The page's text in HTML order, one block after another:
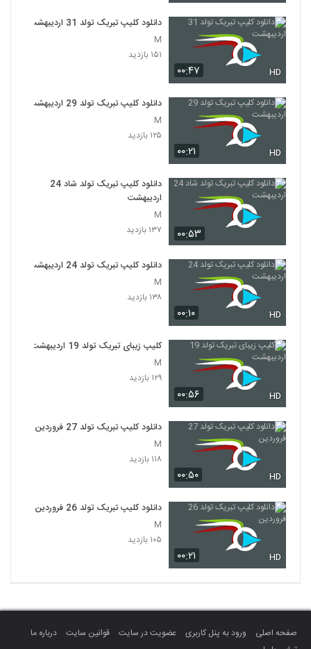
۰۰:۴۷ HD
دانلود کلیپ تبریک تولد 31 اردیبهشت
M
۱۵۱ بازدید
۰۰:۲۱ HD
دانلود کلیپ تبریک تولد 29 اردیبهشت
M
۱۲۵ بازدید
۰۰:۵۳
دانلود کلیپ تبریک تولد شاد 24
اردیبهشت
M
۱۳۷ بازدید
۰۰:۱۰ HD
دانلود کلیپ تبریک تولد 24 اردیبهشت
M
۱۳۸ بازدید
۰۰:۵۶ HD
کلیپ زیبای تبریک تولد 19 اردیبهشت
M
۱۲۹ بازدید
۰۰:۵۰ HD
دانلود کلیپ تبریک تولد 27 فروردین
M
۱۱۸ بازدید
۰۰:۲۱ HD
دانلود کلیپ تبریک تولد 26 فروردین
M
۱۰۵ بازدید
صفحه اصلی ورود به پنل کاربری عضویت در سایت قوانین سایت
درباره ما